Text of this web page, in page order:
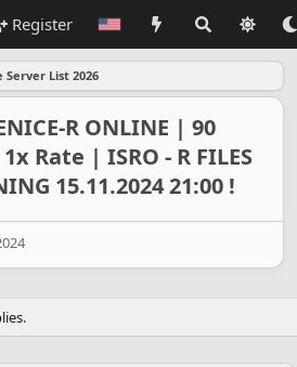
Register
List 2026
R ONLINE | 90
Rate | ISRO - R FILES
15.11.2024 21:00 !